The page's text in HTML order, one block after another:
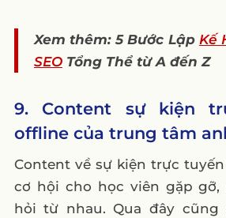
Xem thêm: 5 Bước Lập Kế
SEOTổng Thể từ A đến Z
9. Content sự kiện
offline của trung tâm
Content về sự kiện trực
cơ hội cho học viên gặp gỡ,
hỏi từ nhau. Qua đây cũng